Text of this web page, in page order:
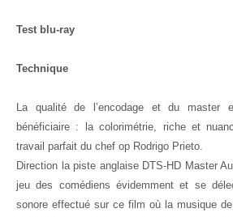
Test blu-ray
Technique
La qualité de l’encodage et du master
bénéficiaire : la colorimétrie, riche et
travail parfait du chef op Rodrigo Prieto.
Direction la piste anglaise DTS-HD Master
jeu des comédiens évidemment et se
sonore effectué sur ce film où la musique